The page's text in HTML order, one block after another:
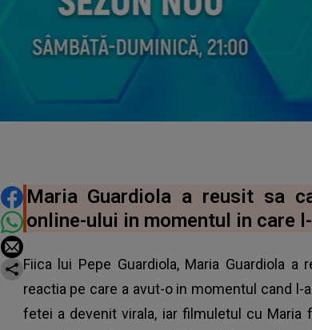
DISTRIBUIE ARTICOLUL
Maria Guardiola a reusit sa
online-ului in momentul in care
Fiica lui Pepe Guardiola, Maria Guardiola
reactia pe care a avut-o in momentul cand
fetei a devenit virala, iar filmuletul cu Maria